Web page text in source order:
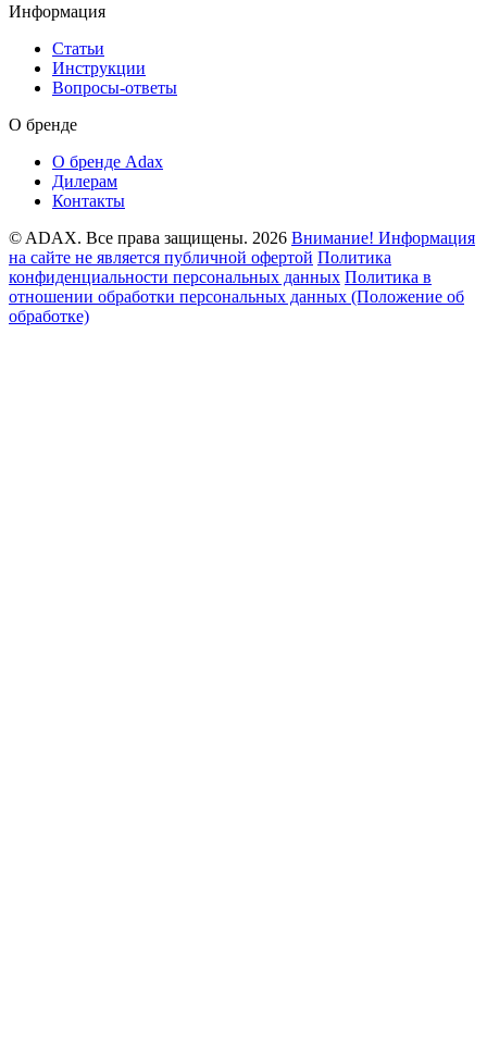
Информация
Статьи
Инструкции
Вопросы-ответы
О бренде
О бренде Adax
Дилерам
Контакты
© ADAX. Все права защищены. 2026 Внимание! Информация
на сайте не является публичной офертой Политика
конфиденциальности персональных данных Политика в
отношении обработки персональных данных (Положение об
обработке)